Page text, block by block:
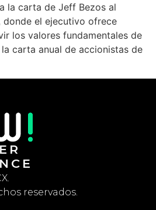
la carta de Jeff Bezos al
donde el ejecutivo ofrece
los valores fundamentales de
carta anual de accionistas de
reservados.